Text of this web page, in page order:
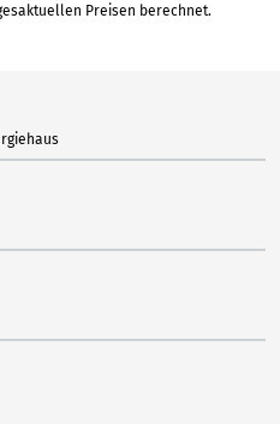
Preisen berechnet.